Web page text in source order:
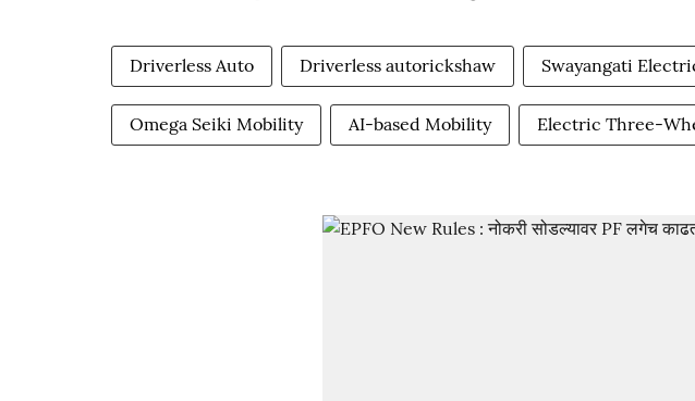
Driverless Auto Driverless autorickshaw Swayangati
Omega Seiki Mobility AI-based Mobility Electric Three-